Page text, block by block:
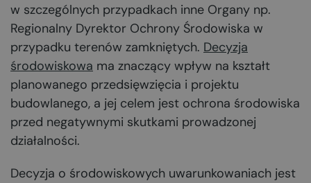
w szczególnych przypadkach inne Organy np.
Regionalny Dyrektor Ochrony Środowiska w
przypadku terenów zamkniętych. Decyzja
środowiskowa ma znaczący wpływ na kształt
planowanego przedsięwzięcia i projektu
budowlanego, a jej celem jest ochrona środowiska
przed negatywnymi skutkami prowadzonej
działalności.
Decyzja o środowiskowych uwarunkowaniach jest